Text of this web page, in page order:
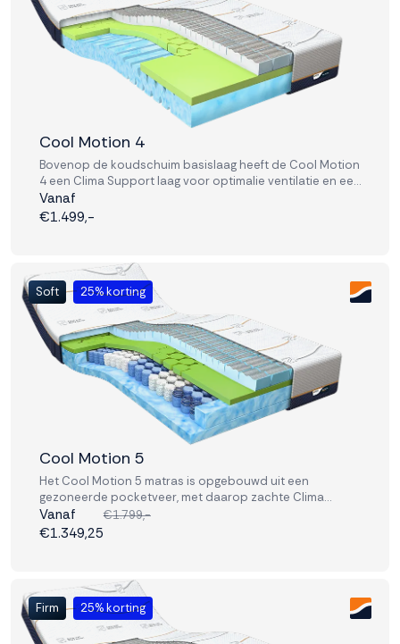
Cool Motion 4
Bovenop de koudschuim basislaag heeft de Cool Motion
4 een Clima Support laag voor optimalie ventilatie en een
comfortabele toplaag van stevig traagschuim.
Vanaf
€1.499,-
Soft 25% korting
Cool Motion 5
Het Cool Motion 5 matras is opgebouwd uit een
gezoneerde pocketveer, met daarop zachte Clima
support en traagschuim lagen. Deze combinatie geeft je
perfect comfort en ondersteuning.
Vanaf €1.799,-
€1.349,25
Firm 25% korting